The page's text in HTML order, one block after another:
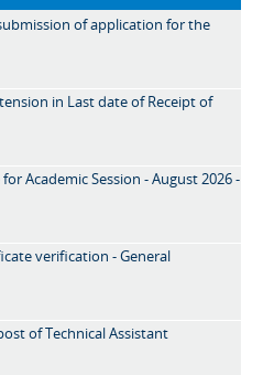
of application for the
in Last date of Receipt of
Academic Session - August 2026 -
verification - General
of Technical Assistant